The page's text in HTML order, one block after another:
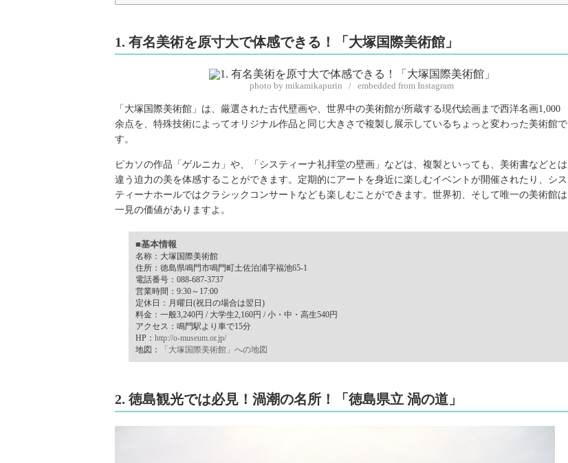
1. 有名美術を原寸大で体感できる！「大塚国際美術館」
photo by mikamikapurin / embedded from Instagram
「大塚国際美術館」は、厳選された古代壁画や、世界中の美術館が所蔵する現代絵画まで西洋名画1,000
余点を、特殊技術によってオリジナル作品と同じ大きさで複製し展示しているちょっと変わった美術館で
す。
ピカソの作品「ゲルニカ」や、「システィーナ礼拝堂の壁画」などは、複製といっても、美術書などとは
違う迫力の美を体感することができます。定期的にアートを身近に楽しむイベントが開催されたり、シス
ティーナホールではクラシックコンサートなども楽しむことができます。世界初、そして唯一の美術館は
一見の価値がありますよ。
■基本情報
名称：大塚国際美術館
住所：徳島県鳴門市鳴門町土佐泊浦字福池65-1
電話番号：088-687-3737
営業時間：9:30～17:00
定休日：月曜日(祝日の場合は翌日)
料金：一般3,240円 / 大学生2,160円 / 小・中・高生540円
アクセス：鳴門駅より車で15分
HP： http://o-museum.or.jp/
地図：
「大塚国際美術館」への地図
2. 徳島観光では必見！渦潮の名所！「徳島県立 渦の道」